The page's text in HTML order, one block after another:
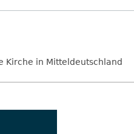
Kirche in Mitteldeutschland